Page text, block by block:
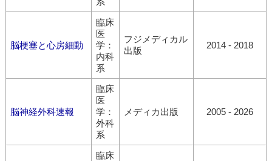
脳梗塞と心房細動
臨床
医
学：
内科
系
フジメディカル
出版
2014 - 2018
脳神経外科速報
臨床
医
学：
外科
系
メディカ出版 2005 - 2026
臨床